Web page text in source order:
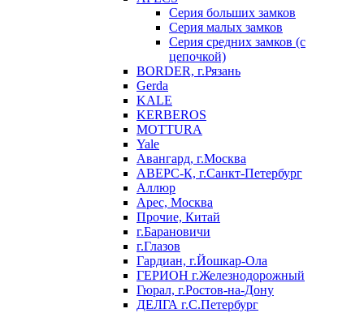
Серия больших замков
Серия малых замков
Серия средних замков (с
цепочкой)
BORDER, г.Рязань
Gerda
KALE
KERBEROS
MOTTURA
Yale
Авангард, г.Москва
АВЕРС-К, г.Санкт-Петербург
Аллюр
Арес, Москва
Прочие, Китай
г.Барановичи
г.Глазов
Гардиан, г.Йошкар-Ола
ГЕРИОН г.Железнодорожный
Гюрал, г.Ростов-на-Дону
ДЕЛГА г.С.Петербург